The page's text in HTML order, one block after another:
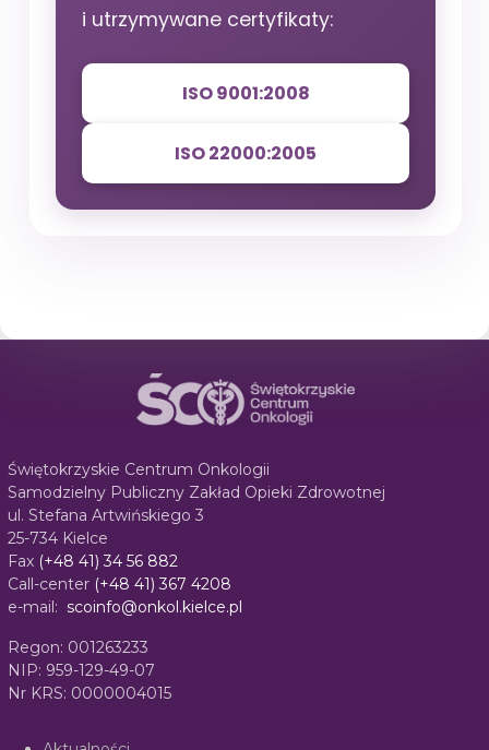
i utrzymywane certyfikaty:
ISO 9001:2008
ISO 22000:2005
Świętokrzyskie Centrum Onkologii
Samodzielny Publiczny Zakład Opieki Zdrowotnej
ul. Stefana Artwińskiego 3
25-734 Kielce
Fax (+48 41) 34 56 882
Call-center (+48 41) 367 4208
e-mail: scoinfo@onkol.kielce.pl
Regon: 001263233
NIP: 959-129-49-07
Nr KRS: 0000004015